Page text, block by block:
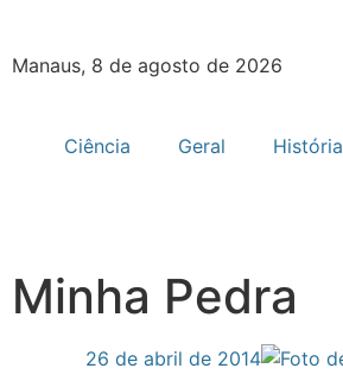
Manaus, 8 de agosto de 2026
Ciência Geral História
Minha Pedra
26 de abril de 2014